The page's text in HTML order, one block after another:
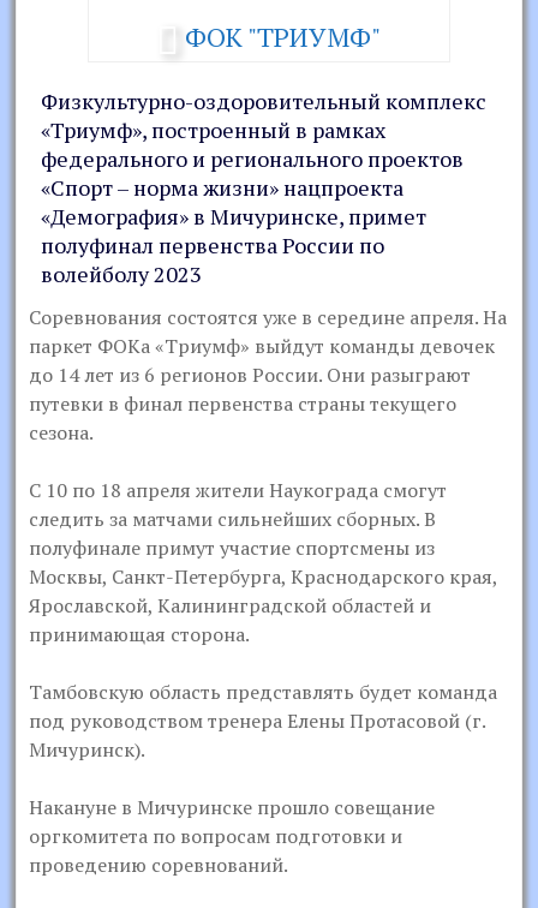
ФОК "ТРИУМФ"
Физкультурно-оздоровительный комплекс
«Триумф», построенный в рамках
федерального и регионального проектов
«Спорт – норма жизни» нацпроекта
«Демография» в Мичуринске, примет
полуфинал первенства России по
волейболу 2023
Соревнования состоятся уже в середине апреля. На
паркет ФОКа «Триумф» выйдут команды девочек
до 14 лет из 6 регионов России. Они разыграют
путевки в финал первенства страны текущего
сезона.
С 10 по 18 апреля жители Наукограда смогут
следить за матчами сильнейших сборных. В
полуфинале примут участие спортсмены из
Москвы, Санкт-Петербурга, Краснодарского края,
Ярославской, Калининградской областей и
принимающая сторона.
Тамбовскую область представлять будет команда
под руководством тренера Елены Протасовой (г.
Мичуринск).
Накануне в Мичуринске прошло совещание
оргкомитета по вопросам подготовки и
проведению соревнований.